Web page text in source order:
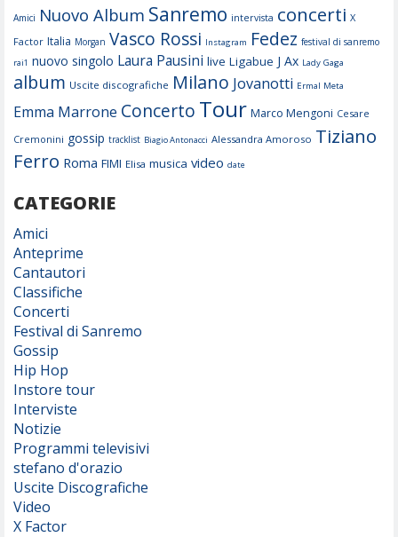
Amici Nuovo Album Sanremo intervista concerti X
Factor Italia Morgan Vasco Rossi Instagram Fedez festival di sanremo
rai1 nuovo singolo Laura Pausini live Ligabue J Ax Lady Gaga
album Uscite discografiche Milano Jovanotti Ermal Meta
Emma Marrone Concerto Tour Marco Mengoni Cesare
Cremonini gossip tracklist Biagio Antonacci Alessandra Amoroso Tiziano
Ferro Roma FIMI Elisa musica video date
CATEGORIE
Amici
Anteprime
Cantautori
Classifiche
Concerti
Festival di Sanremo
Gossip
Hip Hop
Instore tour
Interviste
Notizie
Programmi televisivi
stefano d'orazio
Uscite Discografiche
Video
X Factor